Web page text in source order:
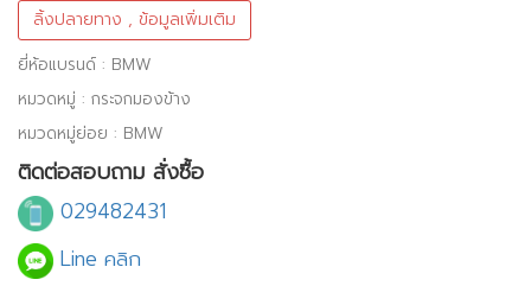
ลิ้งปลายทาง , ข้อมูลเพิ่มเติม
ยี่ห้อแบรนด์ : BMW
หมวดหมู่ : กระจกมองข้าง
หมวดหมู่ย่อย : BMW
ติดต่อสอบถาม สั่งซื้อ
029482431
Line คลิก